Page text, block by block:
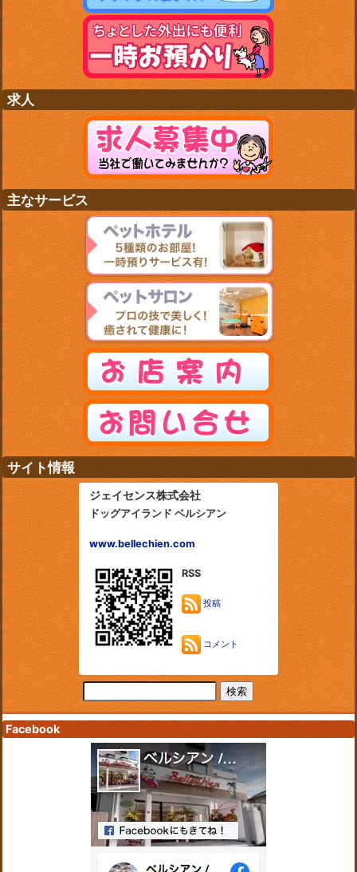
求人
主なサービス
サイト情報
ジェイセンス株式会社
ドッグアイランド ベルシアン
www.bellechien.com
RSS
投稿
コメント
Facebook